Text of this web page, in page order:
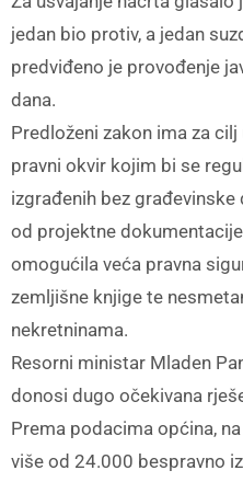
jedan bio protiv, a jedan
predviđeno je provođenje
dana.
Predloženi zakon ima za
pravni okvir kojim bi se
izgrađenih bez
od projektne
omogućila veća pravna
zemljišne knjige te
nekretninama.
Resorni ministar Mladen
donosi dugo očekivana
Prema podacima općina,
više od 24.000 bespravno